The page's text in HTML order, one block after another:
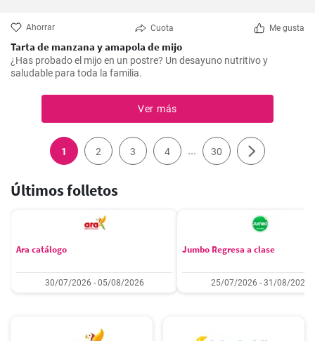
Ahorrar Cuota Me gusta
Tarta de manzana y amapola de mijo
¿Has probado el mijo en un postre? Un desayuno nutritivo y
saludable para toda la familia.
Ver más
1 2 3 4 ... 30
Últimos folletos
Ara catálogo
30/07/2026 - 05/08/2026
Jumbo Regresa a clase
25/07/2026 - 31/08/2026